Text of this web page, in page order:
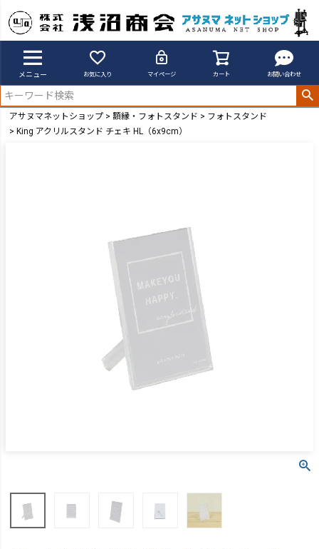
メニュー お気に入り マイページ カート お問い合わせ
アサヌマネットショップ 額縁・フォトスタンド
フォトスタンド
King アクリルスタンド チェキ HL（6x9cm）